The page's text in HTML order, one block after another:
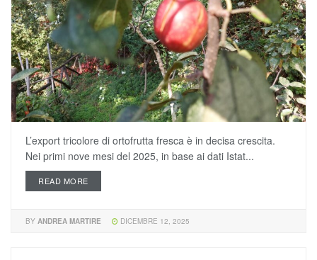
L’export tricolore di ortofrutta fresca è in decisa crescita.
Nei primi nove mesi del 2025, in base ai dati Istat...
READ MORE
BY ANDREA MARTIRE DICEMBRE 12, 2025